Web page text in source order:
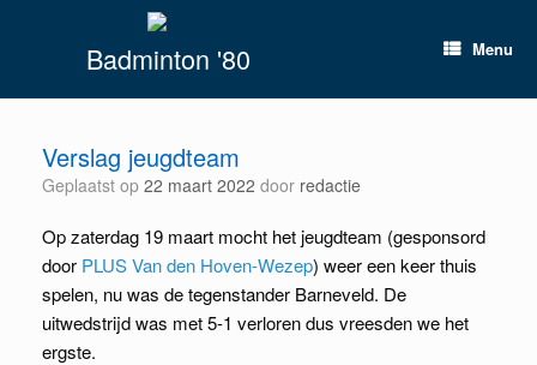
Badminton '80 Menu
Verslag jeugdteam
Geplaatst op 22 maart 2022 door redactie
Op zaterdag 19 maart mocht het jeugdteam (gesponsord
door PLUS Van den Hoven-Wezep) weer een keer thuis
spelen, nu was de tegenstander Barneveld. De
uitwedstrijd was met 5-1 verloren dus vreesden we het
ergste.